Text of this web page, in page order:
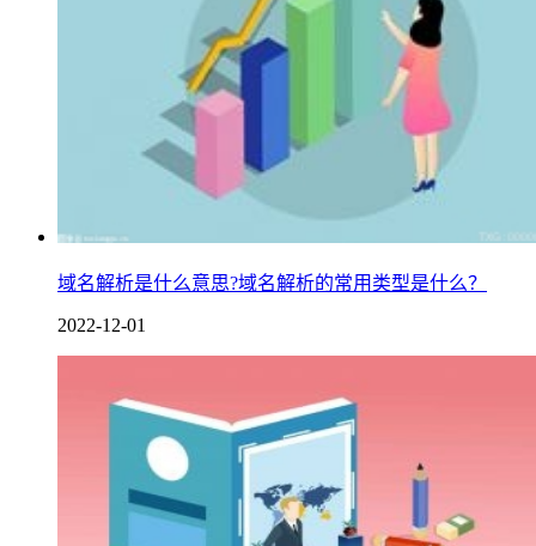
域名解析是什么意思?域名解析的常用类型是什么？
2022-12-01